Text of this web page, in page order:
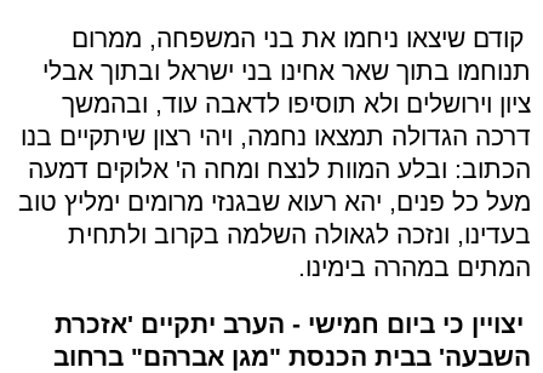
קודם שיצאו ניחמו את בני המשפחה, ממרום
תנוחמו בתוך שאר אחינו בני ישראל ובתוך אבלי
ציון וירושלים ולא תוסיפו לדאבה עוד, ובהמשך
דרכה הגדולה תמצאו נחמה, ויהי רצון שיתקיים בנו
הכתוב: ובלע המוות לנצח ומחה ה' אלוקים דמעה
מעל כל פנים, יהא רעוא שבגנזי מרומים ימליץ טוב
בעדינו, ונזכה לגאולה השלמה בקרוב ולתחית
המתים במהרה בימינו.
יצויין כי ביום חמישי - הערב יתקיים 'אזכרת
השבעה' בבית הכנסת "מגן אברהם" ברחוב